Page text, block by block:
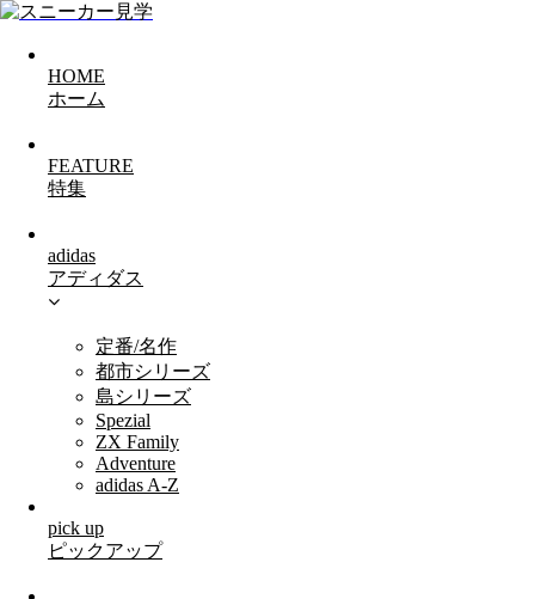
HOME
ホーム
FEATURE
特集
adidas
アディダス
定番/名作
都市シリーズ
島シリーズ
Spezial
ZX Family
Adventure
adidas A-Z
pick up
ピックアップ